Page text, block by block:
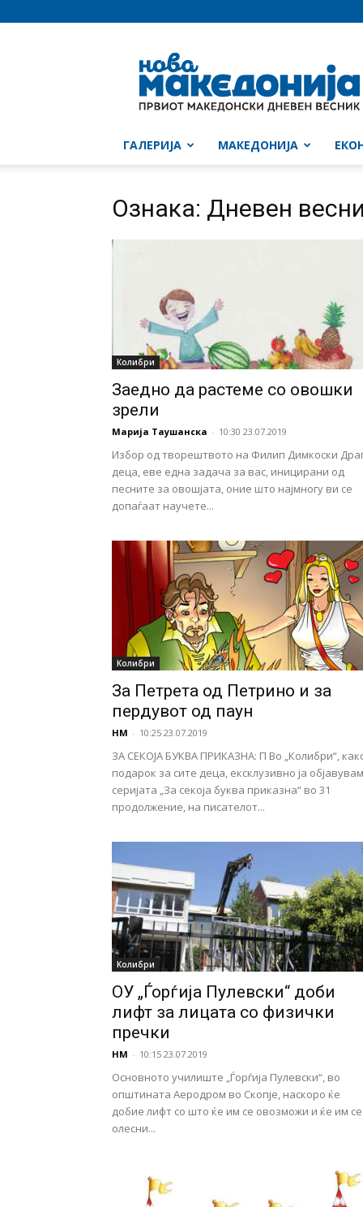
Македонија
ГАЛЕРИЈА МАКЕДОНИЈА
Ознака: Дневен
Колибри
Заедно да растеме со овошки
зрели
Марија Таушанска - 10:30 23.07.2019
Избор од творештвото на Филип Димкоски
деца, еве една задача за вас, иницирани од
песните за овошјата, оние што најмногу ви се
допаѓаат научете...
Колибри
За Петрета од Петрино и за
пердувот од паун
НМ - 10:25 23.07.2019
ЗА СЕКОЈА БУКВА ПРИКАЗНА: П Во „Колибри“,
подарок за сите деца, ексклузивно ја
серијата „За секоја буква приказна“ во 31
продолжение, на писателот...
Колибри
ОУ „Ѓорѓија Пулевски“ доби
лифт за лицата со физички
пречки
НМ - 10:15 23.07.2019
Основното училиште „Ѓорѓија Пулевски“, во
општината Аеродром во Скопје, наскоро ќе
добие лифт со што ќе им се овозможи и ќе им се
олесни...